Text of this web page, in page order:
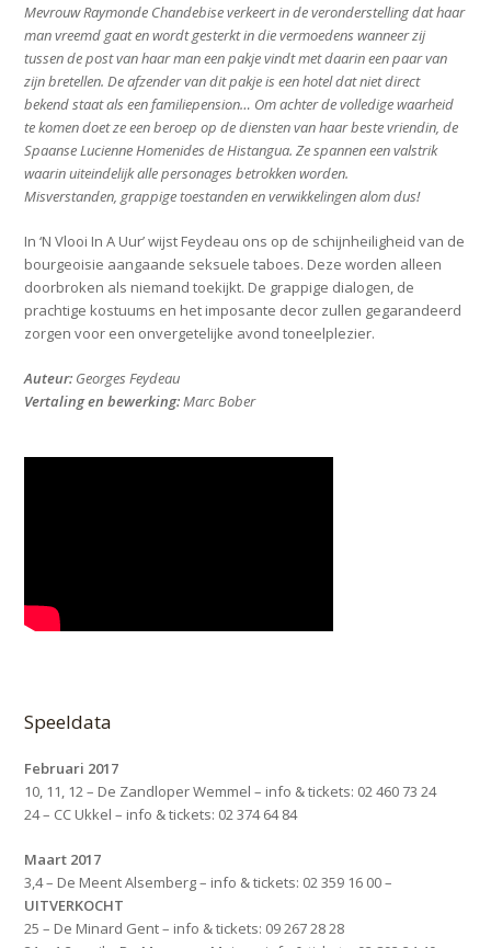
Mevrouw Raymonde Chandebise verkeert in de veronderstelling dat haar
man vreemd gaat en wordt gesterkt in die vermoedens wanneer zij
tussen de post van haar man een pakje vindt met daarin een paar van
zijn bretellen. De afzender van dit pakje is een hotel dat niet direct
bekend staat als een familiepension… Om achter de volledige waarheid
te komen doet ze een beroep op de diensten van haar beste vriendin, de
Spaanse Lucienne Homenides de Histangua. Ze spannen een valstrik
waarin uiteindelijk alle personages betrokken worden.
Misverstanden, grappige toestanden en verwikkelingen alom dus!
In ‘N Vlooi In A Uur’ wijst Feydeau ons op de schijnheiligheid van de
bourgeoisie aangaande seksuele taboes. Deze worden alleen
doorbroken als niemand toekijkt. De grappige dialogen, de
prachtige kostuums en het imposante decor zullen gegarandeerd
zorgen voor een onvergetelijke avond toneelplezier.
Auteur: Georges Feydeau
Vertaling en bewerking:Marc Bober
Speeldata
Februari 2017
10, 11, 12 – De Zandloper Wemmel – info & tickets: 02 460 73 24
24 – CC Ukkel – info & tickets: 02 374 64 84
Maart 2017
3,4 – De Meent Alsemberg – info & tickets: 02 359 16 00 –
UITVERKOCHT
25 – De Minard Gent – info & tickets: 09 267 28 28